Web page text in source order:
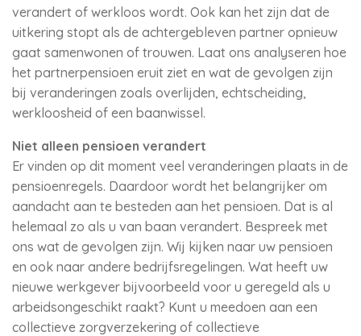
verandert of werkloos wordt. Ook kan het zijn dat de
uitkering stopt als de achtergebleven partner opnieuw
gaat samenwonen of trouwen. Laat ons analyseren hoe
het partnerpensioen eruit ziet en wat de gevolgen zijn
bij veranderingen zoals overlijden, echtscheiding,
werkloosheid of een baanwissel.
Niet alleen pensioen verandert
Er vinden op dit moment veel veranderingen plaats in de
pensioenregels. Daardoor wordt het belangrijker om
aandacht aan te besteden aan het pensioen. Dat is al
helemaal zo als u van baan verandert. Bespreek met
ons wat de gevolgen zijn. Wij kijken naar uw pensioen
en ook naar andere bedrijfsregelingen. Wat heeft uw
nieuwe werkgever bijvoorbeeld voor u geregeld als u
arbeidsongeschikt raakt? Kunt u meedoen aan een
collectieve zorgverzekering of collectieve